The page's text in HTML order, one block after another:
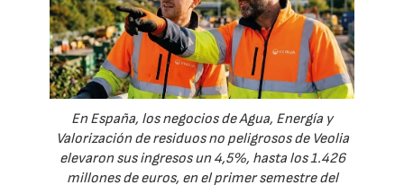
En España, los negocios de Agua, Energía y
Valorización de residuos no peligrosos de Veolia
elevaron sus ingresos un 4,5%, hasta los 1.426
millones de euros, en el primer semestre del